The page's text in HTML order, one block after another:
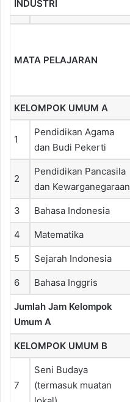
INDUSTRI
MATA PELAJARAN
KELOMPOK UMUM A
1
Pendidikan Agama
dan Budi Pekerti
2
Pendidikan Pancasila
dan Kewarganegaraan
3 Bahasa Indonesia
4 Matematika
5 Sejarah Indonesia
6 Bahasa Inggris
Jumlah Jam Kelompok
Umum A
KELOMPOK UMUM B
7
Seni Budaya
(termasuk muatan